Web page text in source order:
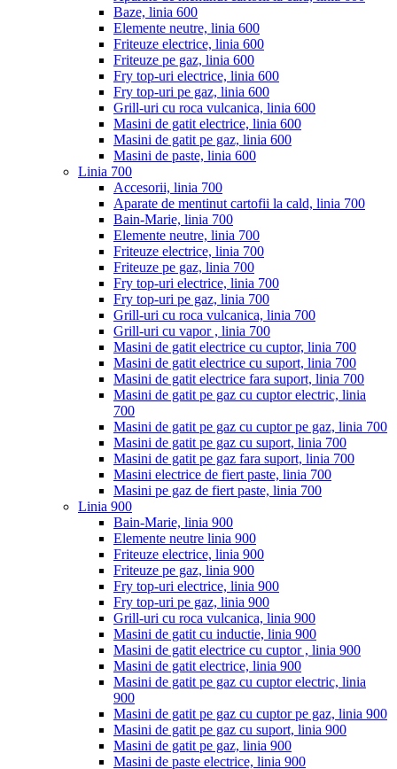
Baze, linia 600
Elemente neutre, linia 600
Friteuze electrice, linia 600
Friteuze pe gaz, linia 600
Fry top-uri electrice, linia 600
Fry top-uri pe gaz, linia 600
Grill-uri cu roca vulcanica, linia 600
Masini de gatit electrice, linia 600
Masini de gatit pe gaz, linia 600
Masini de paste, linia 600
Linia 700
Accesorii, linia 700
Aparate de mentinut cartofii la cald, linia 700
Bain-Marie, linia 700
Elemente neutre, linia 700
Friteuze electrice, linia 700
Friteuze pe gaz, linia 700
Fry top-uri electrice, linia 700
Fry top-uri pe gaz, linia 700
Grill-uri cu roca vulcanica, linia 700
Grill-uri cu vapor , linia 700
Masini de gatit electrice cu cuptor, linia 700
Masini de gatit electrice cu suport, linia 700
Masini de gatit electrice fara suport, linia 700
Masini de gatit pe gaz cu cuptor electric, linia
700
Masini de gatit pe gaz cu cuptor pe gaz, linia 700
Masini de gatit pe gaz cu suport, linia 700
Masini de gatit pe gaz fara suport, linia 700
Masini electrice de fiert paste, linia 700
Masini pe gaz de fiert paste, linia 700
Linia 900
Bain-Marie, linia 900
Elemente neutre linia 900
Friteuze electrice, linia 900
Friteuze pe gaz, linia 900
Fry top-uri electrice, linia 900
Fry top-uri pe gaz, linia 900
Grill-uri cu roca vulcanica, linia 900
Masini de gatit cu inductie, linia 900
Masini de gatit electrice cu cuptor , linia 900
Masini de gatit electrice, linia 900
Masini de gatit pe gaz cu cuptor electric, linia
900
Masini de gatit pe gaz cu cuptor pe gaz, linia 900
Masini de gatit pe gaz cu suport, linia 900
Masini de gatit pe gaz, linia 900
Masini de paste electrice, linia 900